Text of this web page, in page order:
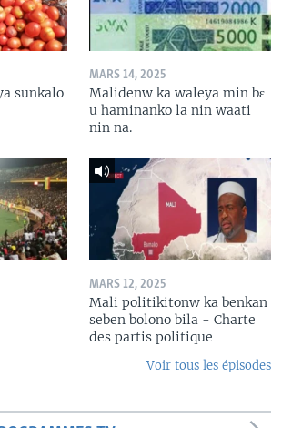
sunkalo
MARS 14, 2025
Malidenw ka waleya min bɛ
u haminanko la nin waati
nin na.
MARS 12, 2025
Mali politikitonw ka benkan
seben bolono bila - Charte
des partis politique
Voir tous les épisodes